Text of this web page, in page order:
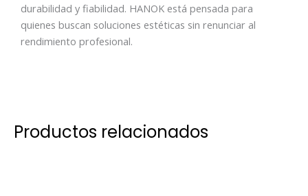
durabilidad y fiabilidad. HANOK está pensada para
quienes buscan soluciones estéticas sin renunciar al
rendimiento profesional.
Productos relacionados